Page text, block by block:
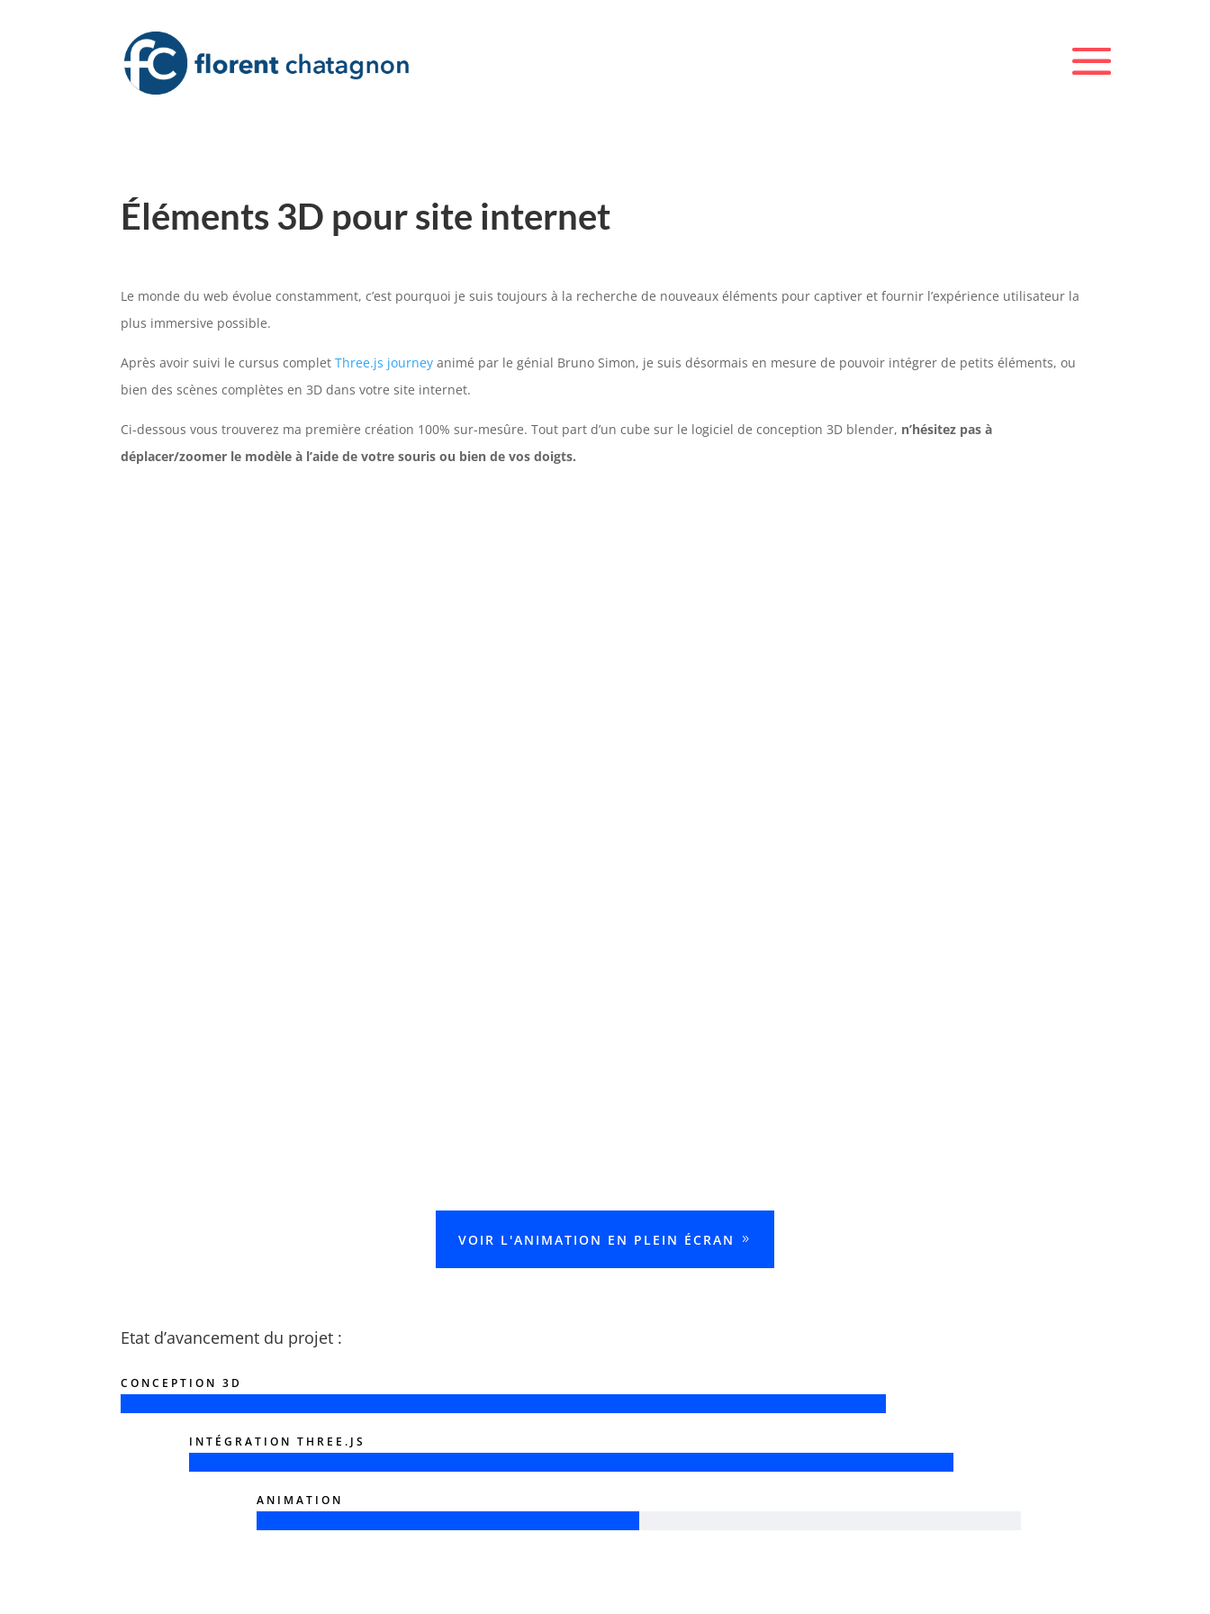
Éléments 3D pour site internet
Le monde du web évolue constamment, c’est pourquoi je suis toujours à la recherche de nouveaux éléments pour captiver et fournir l’expérience utilisateur la
plus immersive possible.
Après avoir suivi le cursus completThree.js journey animé par le génial Bruno Simon, je suis désormais en mesure de pouvoir intégrer de petits éléments, ou
bien des scènes complètes en 3D dans votre site internet.
Ci-dessous vous trouverez ma première création 100% sur-mesûre. Tout part d’un cube sur le logiciel de conception 3D blender, n’hésitez pas à
déplacer/zoomer le modèle à l’aide de votre souris ou bien de vos doigts.
VOIR L'ANIMATION EN PLEIN ÉCRAN
Etat d’avancement du projet :
CONCEPTION 3D
INTÉGRATION THREE.JS
ANIMATION